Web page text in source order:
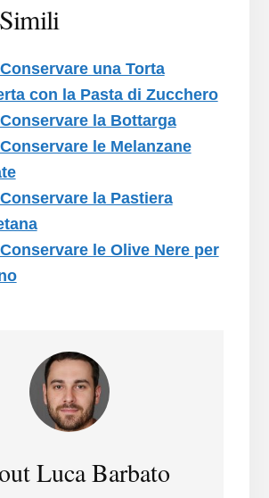
una Torta
con la Pasta di Zucchero
la Bottarga
le Melanzane
la Pastiera
le Olive Nere per
Luca Barbato